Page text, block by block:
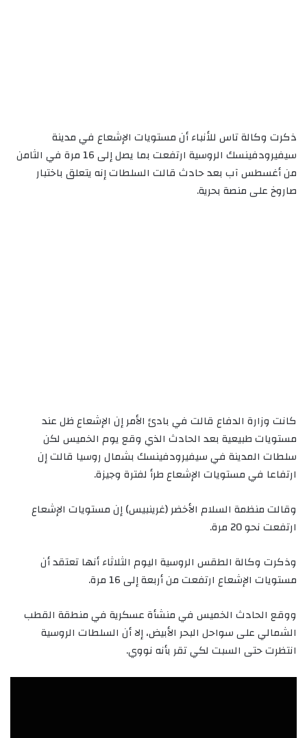
ذكرت وكالة تاس للأنباء أن مستويات الإشعاع في مدينة
سيفيرودفينسك الروسية ارتفعت بما يصل إلى 16 مرة في الثامن
من أغسطس آب بعد حادث قالت السلطات إنه يتعلق باختبار
صاروخ على منصة بحرية.
كانت وزارة الدفاع قالت في بادئ الأمر إن الإشعاع ظل عند
مستويات طبيعية بعد الحادث الذي وقع يوم الخميس لكن
سلطات المدينة في سيفيرودفينسك بشمال روسيا قالت إن
ارتفاعا في مستويات الإشعاع طرأ لفترة وجيزة.
وقالت منظمة السلام الأخضر (غرينبيس) إن مستويات الإشعاع
ارتفعت نحو 20 مرة.
وذكرت وكالة الطقس الروسية اليوم الثلاثاء أنها تعتقد أن
مستويات الإشعاع ارتفعت من أربعة إلى 16 مرة.
ووقع الحادث الخميس في منشأة عسكرية في منطقة القطب
الشمالي على سواحل البحر الأبيض، إلا أن السلطات الروسية
انتظرت حتى السبت لكي تقر بأنه نووي.